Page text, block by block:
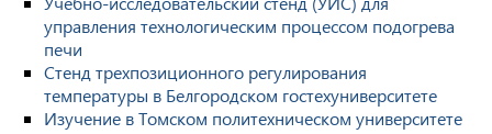
управления технологическим процессом подогрева
печи
Стенд трехпозиционного регулирования
температуры в Белгородском гостехуниверситете
Изучение в Томском политехническом университете